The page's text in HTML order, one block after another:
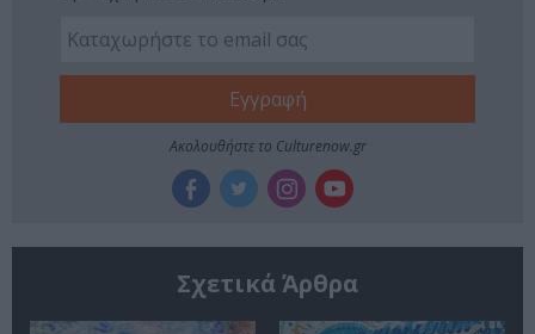
Ακολουθήστε το Culturenow.gr
Σχετικά Άρθρα